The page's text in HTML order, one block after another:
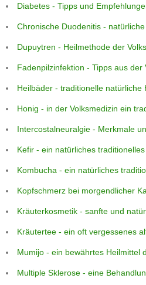
Diabetes - Tipps und
Chronische Duodenitis -
Dupuytren - Heilmethode der
Fadenpilzinfektion - Tipps aus der
Heilbäder - traditionelle natürliche
Honig - in der Volksmedizin ein
Intercostalneuralgie - Merkmale
Kefir - ein natürliches
Kombucha - ein natürliches
Kopfschmerz bei morgendlicher
Kräuterkosmetik - sanfte und
Kräutertee - ein oft vergessenes
Mumijo - ein bewährtes Heilmittel
Multiple Sklerose - eine